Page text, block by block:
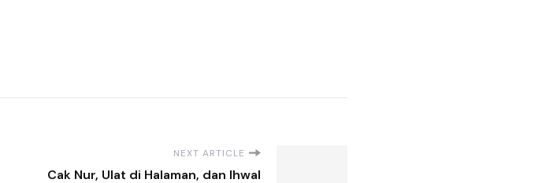
NEXT ARTICLE
Cak Nur, Ulat di Halaman, dan Ihwal